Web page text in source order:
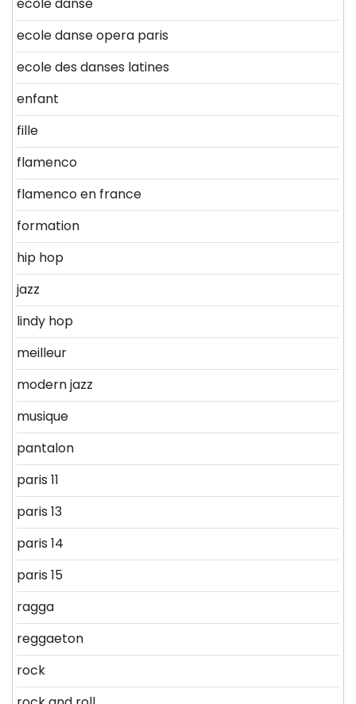
ecole danse opera paris
ecole des danses latines
enfant
fille
flamenco
flamenco en france
formation
hip hop
jazz
lindy hop
meilleur
modern jazz
musique
pantalon
paris 11
paris 13
paris 14
paris 15
ragga
reggaeton
rock